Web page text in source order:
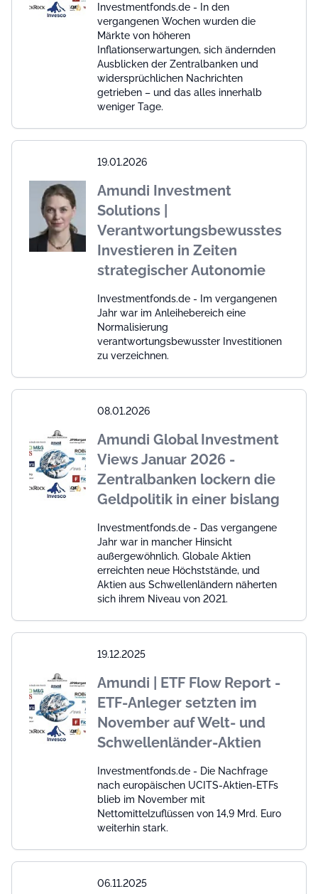
Investmentfonds.de - In den
vergangenen Wochen wurden die
Märkte von höheren
Inflationserwartungen, sich ändernden
Ausblicken der Zentralbanken und
widersprüchlichen Nachrichten
getrieben – und das alles innerhalb
weniger Tage.
19.01.2026
Amundi Investment
Solutions |
Verantwortungsbewusstes
Investieren in Zeiten
strategischer Autonomie
Investmentfonds.de - Im vergangenen
Jahr war im Anleihebereich eine
Normalisierung
verantwortungsbewusster Investitionen
zu verzeichnen.
08.01.2026
Amundi Global Investment
Views Januar 2026 -
Zentralbanken lockern die
Geldpolitik in einer bislang
Investmentfonds.de - Das vergangene
Jahr war in mancher Hinsicht
außergewöhnlich. Globale Aktien
erreichten neue Höchststände, und
Aktien aus Schwellenländern näherten
sich ihrem Niveau von 2021.
19.12.2025
Amundi | ETF Flow Report -
ETF-Anleger setzten im
November auf Welt- und
Schwellenländer-Aktien
Investmentfonds.de - Die Nachfrage
nach europäischen UCITS-Aktien-ETFs
blieb im November mit
Nettomittelzuflüssen von 14,9 Mrd. Euro
weiterhin stark.
06.11.2025